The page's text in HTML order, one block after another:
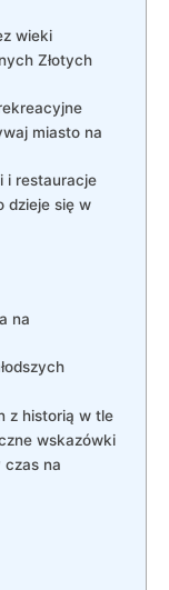
wieki
Złotych
miasto na
i⁢ restauracje
dzieje się w
na
‌z historią w tle
‌wskazówki
czas⁣ na